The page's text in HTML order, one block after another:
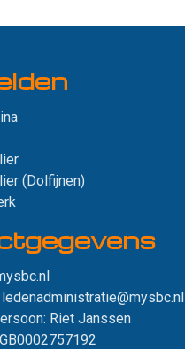
(Dolfijnen)
ledenadministratie@mysbc.nl
Riet Janssen